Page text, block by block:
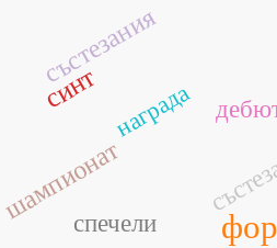
синт
състезания
шампионат
спечели
награда